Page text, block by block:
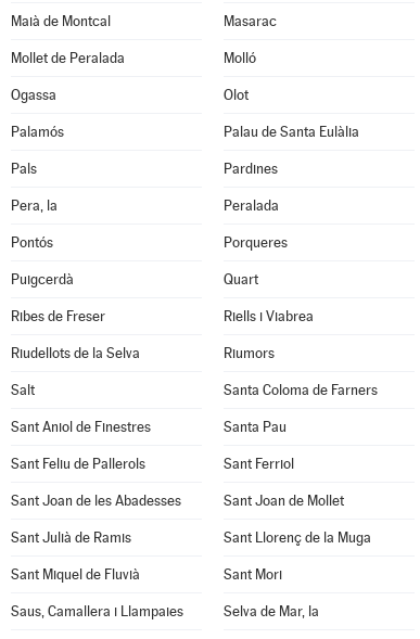
Maià de Montcal Masarac
Mollet de Peralada Molló
Ogassa Olot
Palamós Palau de Santa Eulàlia
Pals Pardines
Pera, la Peralada
Pontós Porqueres
Puigcerdà Quart
Ribes de Freser Riells i Viabrea
Riudellots de la Selva Riumors
Salt Santa Coloma de Farners
Sant Aniol de Finestres Santa Pau
Sant Feliu de Pallerols Sant Ferriol
Sant Joan de les Abadesses Sant Joan de Mollet
Sant Julià de Ramis Sant Llorenç de la Muga
Sant Miquel de Fluvià Sant Mori
Saus, Camallera i Llampaies Selva de Mar, la